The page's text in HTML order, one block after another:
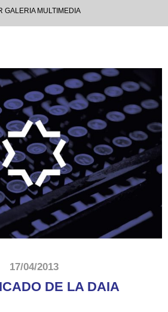
GALERIA MULTIMEDIA
17/04/2013
DE LA DAIA